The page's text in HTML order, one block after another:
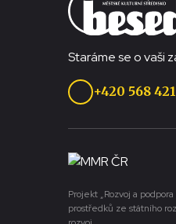
Staráme se o vaši
+420 568
Projekt „Rozvoj a
prostředků ze státního